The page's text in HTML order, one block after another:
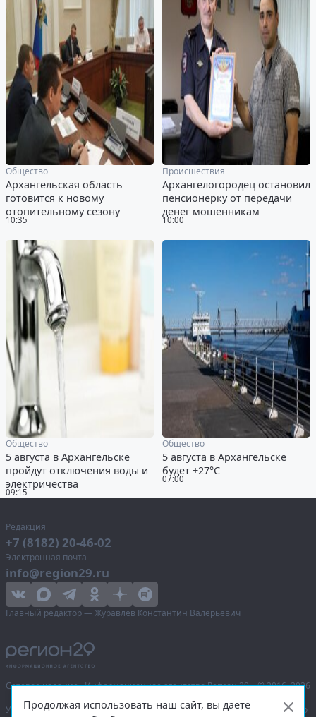
10:35
Общество
Архангельская область
готовится к новому
отопительному сезону
10:00
Происшествия
Архангелогородец остановил
пенсионерку от передачи
денег мошенникам
09:15
Общество
5 августа в Архангельске
пройдут отключения воды и
электричества
07:00
Общество
5 августа в Архангельске
будет +27°С
Редакция
+7 (8182) 20-46-02
Электронная почта
info@region29.ru
Главный редактор — Журавлёв Константин Валерьевич
Сетевое издание «Информационное агентство Регион 29»,© 2016–2026
Учредитель — общество с ограниченной ответственностью «Агентство
Продолжая использовать наш сайт, вы даете